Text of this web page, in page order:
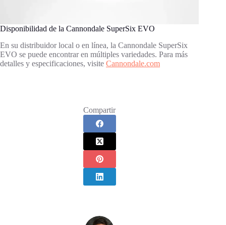
Disponibilidad de la Cannondale SuperSix EVO
En su distribuidor local o en línea, la Cannondale SuperSix
EVO se puede encontrar en múltiples variedades. Para más
detalles y especificaciones, visite Cannondale.com
Compartir